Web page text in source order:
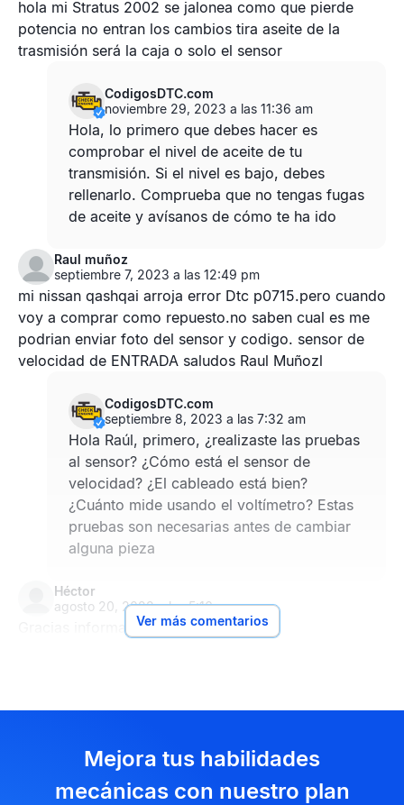
hola mi Stratus 2002 se jalonea como que pierde
potencia no entran los cambios tira aseite de la
trasmisión será la caja o solo el sensor
CodigosDTC.com
noviembre 29, 2023 a las 11:36 am
Hola, lo primero que debes hacer es
comprobar el nivel de aceite de tu
transmisión. Si el nivel es bajo, debes
rellenarlo. Comprueba que no tengas fugas
de aceite y avísanos de cómo te ha ido
Raul muñoz
septiembre 7, 2023 a las 12:49 pm
mi nissan qashqai arroja error Dtc p0715.pero cuando
voy a comprar como repuesto.no saben cual es me
podrian enviar foto del sensor y codigo. sensor de
velocidad de ENTRADA saludos Raul Muñozl
CodigosDTC.com
septiembre 8, 2023 a las 7:32 am
Hola Raúl, primero, ¿realizaste las pruebas
al sensor? ¿Cómo está el sensor de
velocidad? ¿El cableado está bien?
¿Cuánto mide usando el voltímetro? Estas
pruebas son necesarias antes de cambiar
alguna pieza
Héctor
agosto 20, 2023 a las 5:16 pm
Gracias información muy útil.
Ver más comentarios
Mejora tus habilidades
mecánicas con nuestro plan